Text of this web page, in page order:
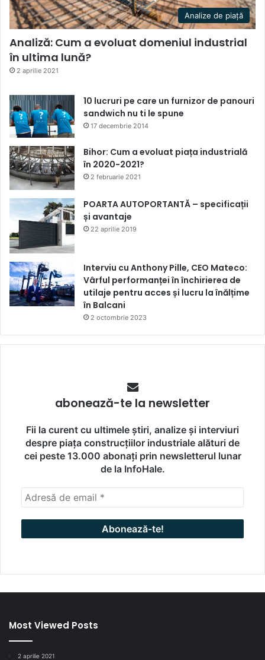
Analize de piață
Analiză: Cum a evoluat domeniul industrial
în ultima lună?
2 aprilie 2021
10 lucruri pe care un furnizor de panouri
sandwich nu ti le spune
17 decembrie 2014
Bihor: Cum a evoluat piața industrială
în 2020-2021?
2 februarie 2021
POARTA AUTOPORTANTĂ – specificații
și avantaje
22 aprilie 2019
Interviu cu Anthony Pille, CEO Mateco:
Vârful performanței în închirierea de
utilaje pentru acces și lucru la înălțime
în Balcani
2 octombrie 2023
abonează-te la newsletter
Fii la curent cu ultimele știri, analize și interviuri
despre piața construcțiilor industriale alături de
cei peste 13.000 abonați prin newsletterul lunar
de la InfoHale.
Most Viewed Posts
2 aprilie 2021